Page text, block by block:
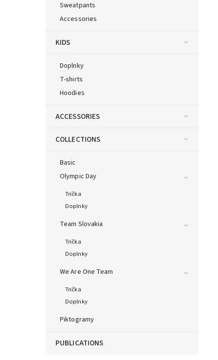
Sweatpants
Accessories
KIDS
Doplnky
T-shirts
Hoodies
ACCESSORIES
COLLECTIONS
Basic
Olympic Day
Trička
Doplnky
Team Slovakia
Trička
Doplnky
We Are One Team
Trička
Doplnky
Piktogramy
PUBLICATIONS